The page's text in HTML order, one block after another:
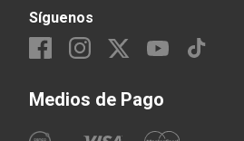
Síguenos
Medios de Pago